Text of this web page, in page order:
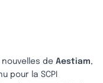
de Aestiam,
pour la SCPI